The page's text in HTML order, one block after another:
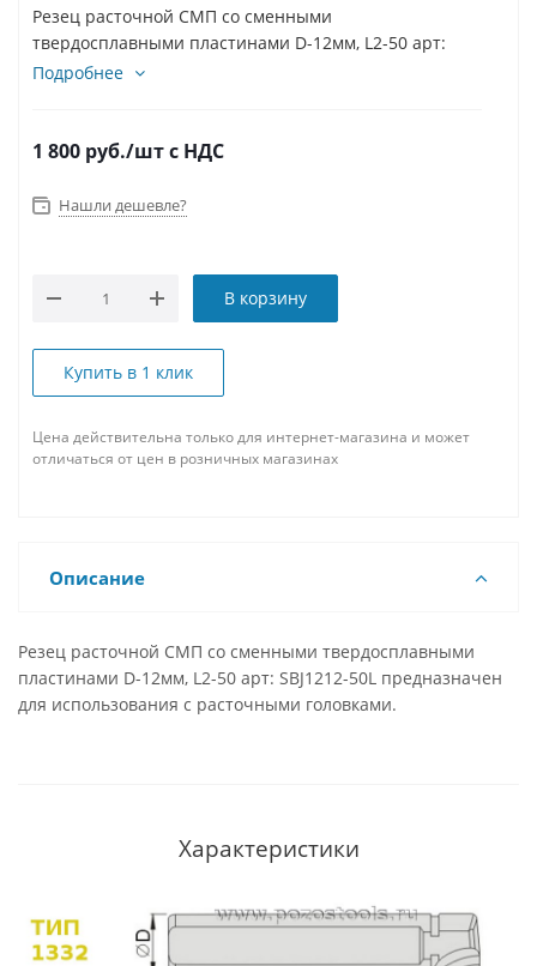
Резец расточной СМП со сменными
твердосплавными пластинами D-12мм, L2-50 арт:
SBJ1212-50L
Подробнее
1 800 руб./штс НДС
Нашли дешевле?
В корзину
Купить в 1 клик
Цена действительна только для интернет-магазина и может
отличаться от цен в розничных магазинах
Описание
Резец расточной СМП со сменными твердосплавными
пластинами D-12мм, L2-50 арт: SBJ1212-50L предназначен
для использования с расточными головками.
Характеристики